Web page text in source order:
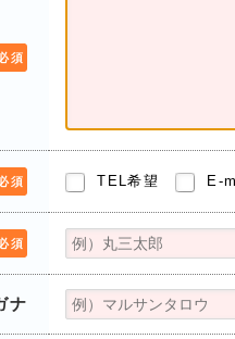
須
須 TEL希望 E-
須
ナ